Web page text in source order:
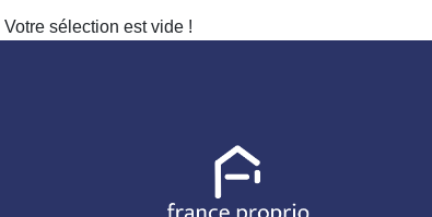
Votre sélection est vide !